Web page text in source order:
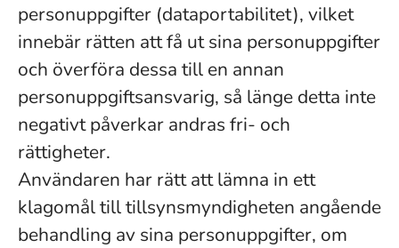
personuppgifter (dataportabilitet), vilket
innebär rätten att få ut sina personuppgifter
och överföra dessa till en annan
personuppgiftsansvarig, så länge detta inte
negativt påverkar andras fri- och
rättigheter.
Användaren har rätt att lämna in ett
klagomål till tillsynsmyndigheten angående
behandling av sina personuppgifter, om